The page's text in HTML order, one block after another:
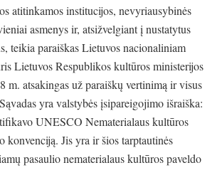
atitinkamos institucijos, nevyriausybinės
asmenys ir, atsižvelgiant į nustatytus
teikia paraiškas Lietuvos nacionaliniam
Lietuvos Respublikos kultūros ministerijos
m. atsakingas už paraiškų vertinimą ir visus
yra valstybės įsipareigojimo išraiška:
UNESCO Nematerialaus kultūros
konvenciją. Jis yra ir šios tarptautinės
pasaulio nematerialaus kultūros paveldo